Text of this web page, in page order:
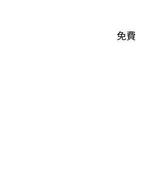
免費